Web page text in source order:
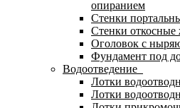
опиранием
Стенки
Стенки откосные
Оголовок с
Фундамент под
Водоотведение
Лотки
Лотки